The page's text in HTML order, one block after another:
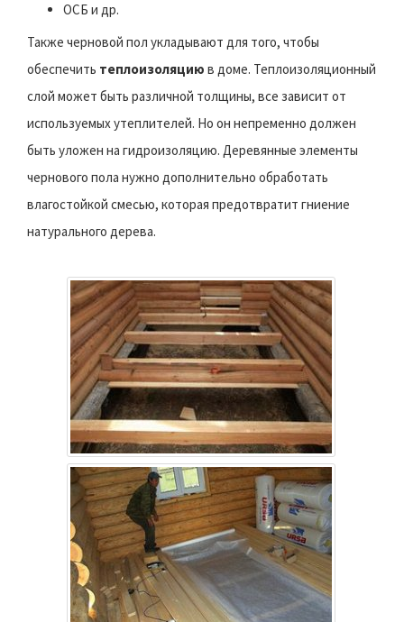
ОСБ и др.
Также черновой пол укладывают для того, чтобы
обеспечить теплоизоляцию в доме. Теплоизоляционный
слой может быть различной толщины, все зависит от
используемых утеплителей. Но он непременно должен
быть уложен на гидроизоляцию. Деревянные элементы
чернового пола нужно дополнительно обработать
влагостойкой смесью, которая предотвратит гниение
натурального дерева.